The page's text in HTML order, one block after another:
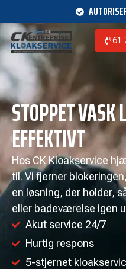
61
STOPPET VASK
EFFEKTIVT
Hos CK Kloakservice
til. Vi fjerner
en løsning, der holder,
eller badeværelse igen
Akut service 24/7
Hurtig respons
5-stjernet